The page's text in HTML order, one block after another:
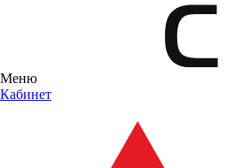
Меню
Кабинет